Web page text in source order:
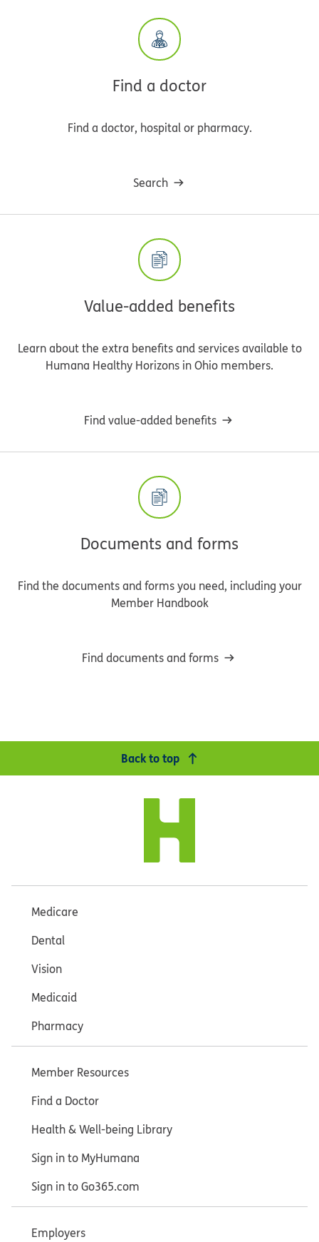
Find a doctor
Find a doctor, hospital or pharmacy.
Search
Value-added benefits
Learn about the extra benefits and services available to
Humana Healthy Horizons in Ohio members.
Find value-added benefits
Documents and forms
Find the documents and forms you need, including your
Member Handbook
Find documents and forms
Back to top
Medicare
Dental
Vision
Medicaid
Pharmacy
Member Resources
Find a Doctor
Health & Well-being Library
Sign in to MyHumana
Sign in to Go365.com
Employers